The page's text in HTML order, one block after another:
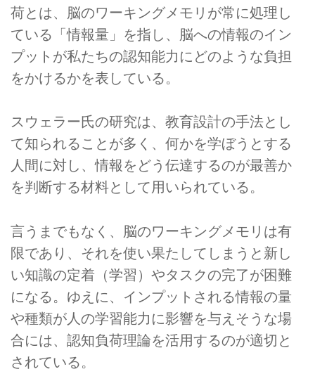
荷とは、脳のワーキングメモリが常に処理し
ている「情報量」を指し、脳への情報のイン
プットが私たちの認知能力にどのような負担
をかけるかを表している。
スウェラー氏の研究は、教育設計の手法とし
て知られることが多く、何かを学ぼうとする
人間に対し、情報をどう伝達するのが最善か
を判断する材料として用いられている。
言うまでもなく、脳のワーキングメモリは有
限であり、それを使い果たしてしまうと新し
い知識の定着（学習）やタスクの完了が困難
になる。ゆえに、インプットされる情報の量
や種類が人の学習能力に影響を与えそうな場
合には、認知負荷理論を活用するのが適切と
されている。